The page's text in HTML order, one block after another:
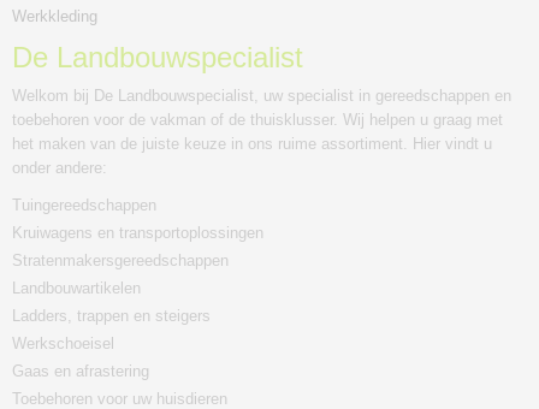
Werkkleding
De Landbouwspecialist
Welkom bij De Landbouwspecialist, uw specialist in gereedschappen en
toebehoren voor de vakman of de thuisklusser. Wij helpen u graag met
het maken van de juiste keuze in ons ruime assortiment. Hier vindt u
onder andere:
Tuingereedschappen
Kruiwagens en transportoplossingen
Stratenmakersgereedschappen
Landbouwartikelen
Ladders, trappen en steigers
Werkschoeisel
Gaas en afrastering
Toebehoren voor uw huisdieren